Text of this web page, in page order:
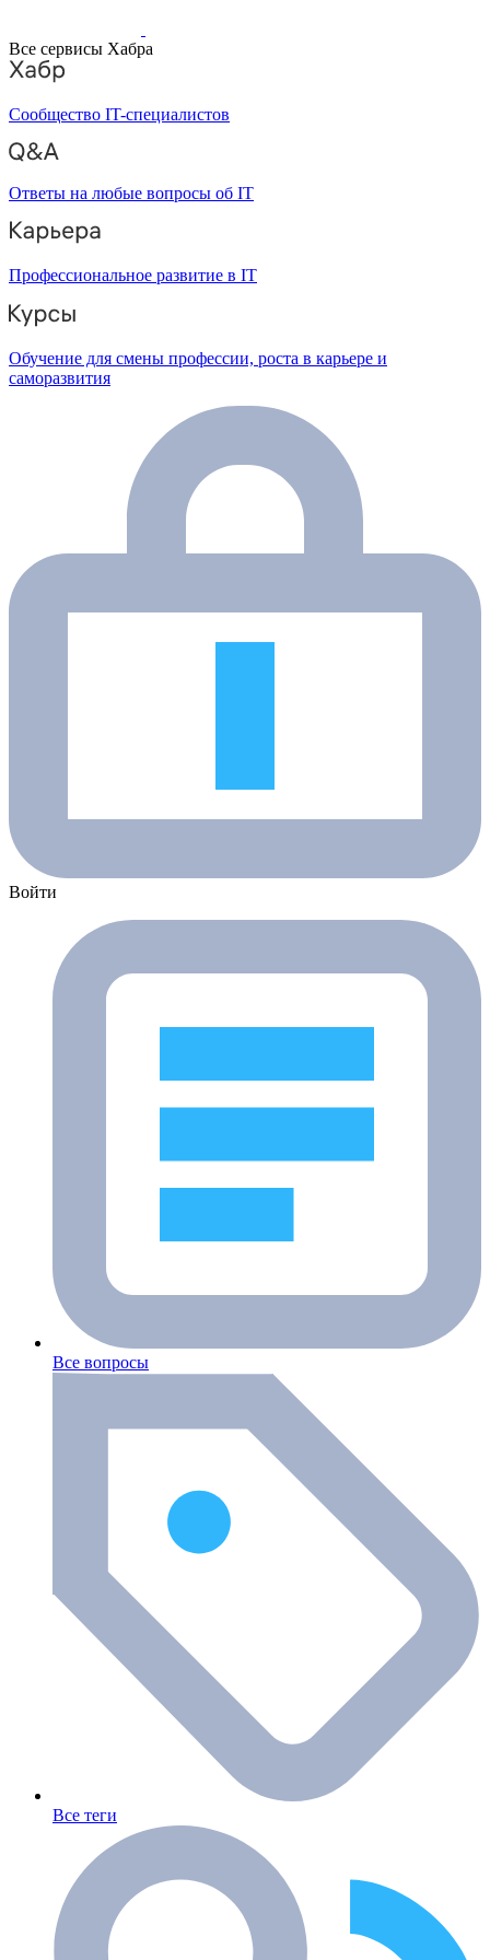
Все сервисы Хабра
Сообщество IT-специалистов
Ответы на любые вопросы об IT
Профессиональное развитие в IT
Обучение для смены профессии, роста в карьере и
саморазвития
Войти
Все вопросы
Все теги